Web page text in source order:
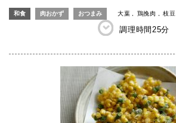
和食 肉おかず おつまみ 大葉 鶏挽肉 枝豆
調理時間 25分